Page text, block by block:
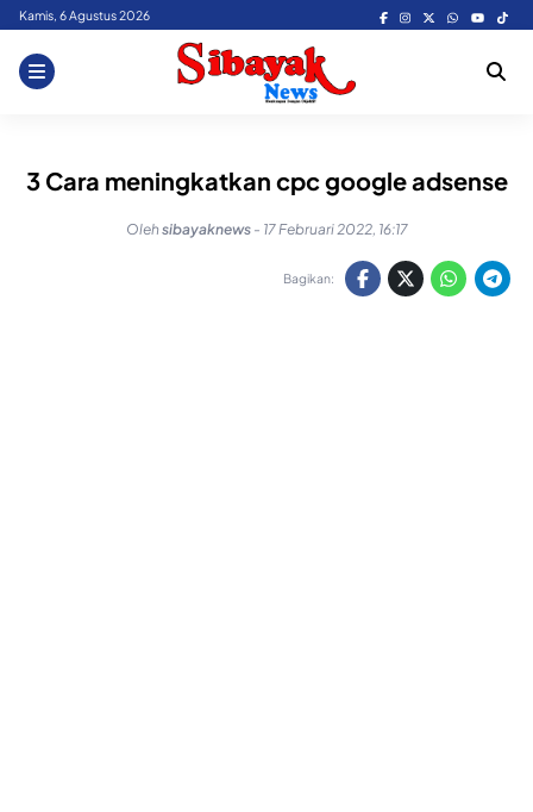
Skip
content
Kamis, 6 Agustus 2026
3 Cara meningkatkan cpc google adsense
Olehsibayaknews - 17 Februari 2022, 16:17
Bagikan: